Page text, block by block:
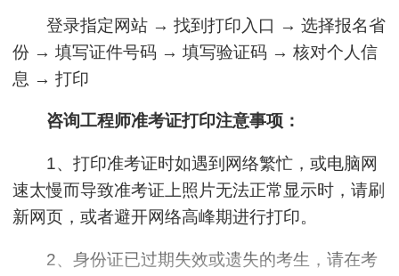
登录指定网站 → 找到打印入口 → 选择报名省
份 → 填写证件号码 → 填写验证码 → 核对个人信
息 → 打印
咨询工程师准考证打印注意事项：
1、打印准考证时如遇到网络繁忙，或电脑网
速太慢而导致准考证上照片无法正常显示时，请刷
新网页，或者避开网络高峰期进行打印。
2、身份证已过期失效或遗失的考生，请在考